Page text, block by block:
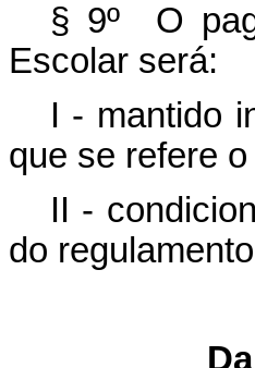
§ 9º O
Escolar será:
I - mantido
que se refere o
II -
do